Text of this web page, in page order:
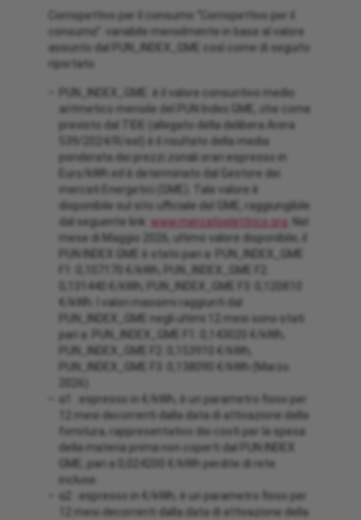
Corrispettivo per il consumo “Corrispettivo per il
consumo”: variabile mensilmente in base al valore
assunto dal PUN_INDEX_GME così come di seguito
riportato:
PUN_INDEX_GME: è il valore consuntivo medio
aritmetico mensile del PUN Index GME, che come
previsto dal TIDE (allegato della delibera Arera
539/2024/R/eel) è il risultato della media
ponderata dei prezzi zonali orari espresso in
Euro/kWh ed è determinato dal Gestore dei
mercati Energetici (GME). Tale valore è
disponibile sul sito ufficiale del GME, raggiungibile
dal seguente link: www.mercatoelettrico.org . Nel
mese di Maggio 2026, ultimo valore disponibile, il
PUN INDEX GME è stato pari a: PUN_INDEX_GME
F1: 0,107170 €/kWh, PUN_INDEX_GME F2:
0,131440 €/kWh, PUN_INDEX_GME F3: 0,120810
€/kWh. I valori massimi raggiunti dal
PUN_INDEX_GME negli ultimi 12 mesi sono stati
pari a: PUN_INDEX_GME F1: 0,143020 €/kWh,
PUN_INDEX_GME F2: 0,153910 €/kWh,
PUN_INDEX_GME F3: 0,138090 €/kWh (Marzo
α1 : espresso in €/kWh, è un parametro fisso per
12 mesi decorrenti dalla data di attivazione della
fornitura, rappresentativo dei costi per la spesa
della materia prima non coperti dal PUN INDEX
GME, pari a 0,024200 €/kWh perdite di rete
incluse.
α2 : espresso in €/kWh, è un parametro fisso per
12 mesi decorrenti dalla data di attivazione della